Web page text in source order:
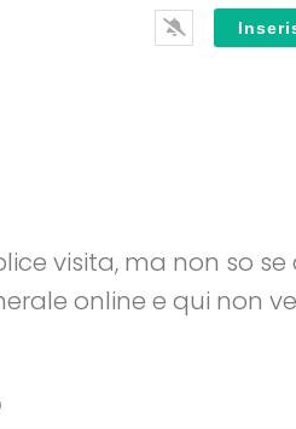
visita, ma non so se
online e qui non